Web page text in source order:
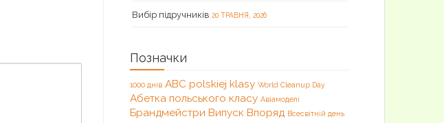
Вибір підручників 20 ТРАВНЯ, 2026
Позначки
1000 днів ABC polskiej klasy World Cleanup Day
Абетка польського класу Авіамоделі
Брандмейстри Випуск Впоряд Всесвітній день